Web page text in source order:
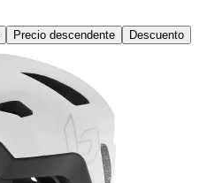
Precio descendente Descuento